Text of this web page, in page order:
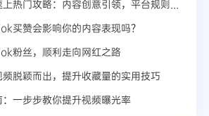
买赞会影响你的内容表现吗？
粉丝，顺利走向网红之路
脱颖而出，提升收藏量的实用技巧
一步步教你提升视频曝光率